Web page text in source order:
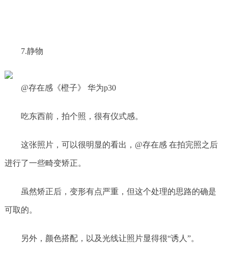
7.静物
@存在感《橙子》 华为p30
吃东西前，拍个照，很有仪式感。
这张照片，可以很明显的看出，@存在感 在拍完照之后
进行了一些畸变矫正。
虽然矫正后，变形有点严重，但这个处理的思路的确是
可取的。
另外，颜色搭配，以及光线让照片显得很“诱人”。